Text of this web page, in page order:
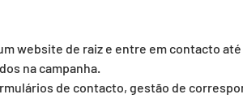
website de raiz e entre em contacto até
na campanha.
de contacto, gestão de